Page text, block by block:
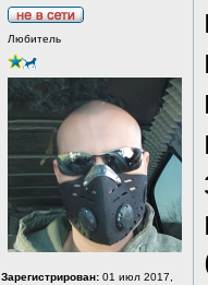
Любитель
Зарегистрирован: 01 июл 2017,